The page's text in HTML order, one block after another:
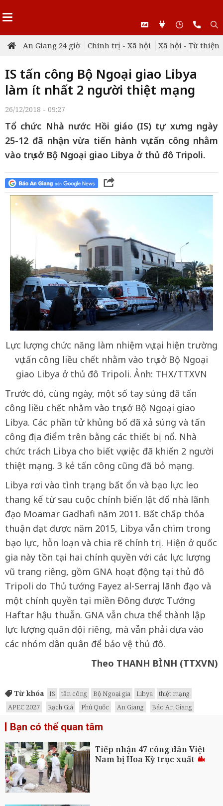
An Giang 24 giờ Chính trị - Xã hội Xã hội - Từ thiện
IS tấn công Bộ Ngoại giao Libya
làm ít nhất 2 người thiệt mạng
26/12/2018 - 09:27
Tổ chức Nhà nước Hồi giáo (IS) tự xưng ngày
25-12 đã nhận vừa tiến hành vụ tấn công nhằm
vào trụ sở Bộ Ngoại giao Libya ở thủ đô Tripoli.
Lực lượng chức năng làm nhiệm vụ tại hiện trường
vụ tấn công liều chết nhằm vào trụ sở Bộ Ngoại
giao Libya ở thủ đô Tripoli. Ảnh: THX/TTXVN
Trước đó, cùng ngày, một số tay súng đã tấn
công liều chết nhằm vào trụ sở Bộ Ngoại giao
Libya. Các phần tử khủng bố đã xả súng và tấn
công địa điểm trên bằng các thiết bị nổ. Nhà
chức trách Libya cho biết vụ việc đã khiến 2 người
thiệt mạng. 3 kẻ tấn công cũng đã bỏ mạng.
Libya rơi vào tình trạng bất ổn và bạo lực leo
thang kể từ sau cuộc chính biến lật đổ nhà lãnh
đạo Moamar Gadhafi năm 2011. Bất chấp thỏa
thuận đạt được năm 2015, Libya vẫn chìm trong
bạo lực, hỗn loạn và chia rẽ chính trị. Hiện ở quốc
gia này tồn tại hai chính quyền với các lực lượng
vũ trang riêng, gồm GNA hoạt động tại thủ đô
Tripoli do Thủ tướng Fayez al-Serraj lãnh đạo và
một chính quyền tại miền Đông được Tướng
Haftar hậu thuẫn. GNA vẫn chưa thể thành lập
lực lượng quân đội riêng, mà vẫn phải dựa vào
các nhóm dân quân để bảo vệ thủ đô.
Theo THANH BÌNH (TTXVN)
Từ khóa IS tấn công Bộ Ngoại gia Libya
thiệt mạng
APEC 2027
Rạch Giá Phú Quốc An Giang Báo An Giang
Bạn có thể quan tâm
Tiếp nhận 47 công dân Việt
Nam bị Hoa Kỳ trục xuất